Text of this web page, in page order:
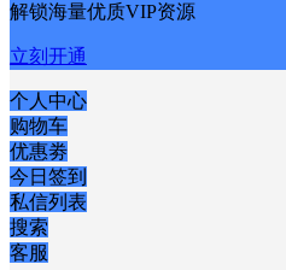
解锁海量优质VIP资源
立刻开通
个人中心
购物车
优惠劵
今日签到
私信列表
搜索
客服